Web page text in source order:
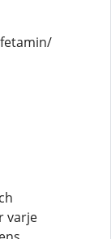
varje